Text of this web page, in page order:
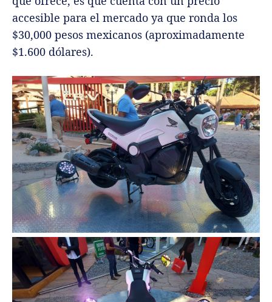
accesible para el mercado ya que ronda los
$30,000 pesos mexicanos (aproximadamente
$1.600 dólares).